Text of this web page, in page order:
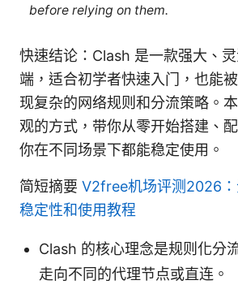
before relying on them.
快速结论：Clash 是一款强大、
端，适合初学者快速入门，也能
现复杂的网络规则和分流策略。
观的方式，带你从零开始搭建、
你在不同场景下都能稳定使用。
简短摘要 V2free机场评测2026：
稳定性和使用教程
Clash 的核心理念是规则化分
走向不同的代理节点或直连。